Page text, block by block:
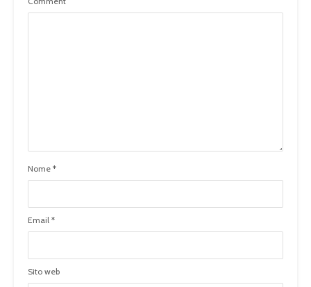
Nome *
Email *
Sito web